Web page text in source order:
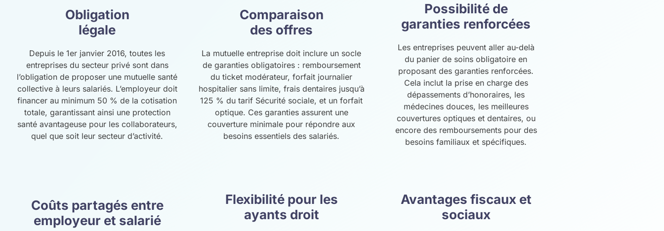
Obligation
légale
Depuis le 1er janvier 2016, toutes les
entreprises du secteur privé sont dans
l’obligation de proposer une mutuelle santé
collective à leurs salariés. L’employeur doit
financer au minimum 50 % de la cotisation
totale, garantissant ainsi une protection
santé avantageuse pour les collaborateurs,
quel que soit leur secteur d’activité.
Comparaison
des offres
La mutuelle entreprise doit inclure un socle
de garanties obligatoires : remboursement
du ticket modérateur, forfait journalier
hospitalier sans limite, frais dentaires jusqu’à
125 % du tarif Sécurité sociale, et un forfait
optique. Ces garanties assurent une
couverture minimale pour répondre aux
besoins essentiels des salariés.
Possibilité de
garanties renforcées
Les entreprises peuvent aller au-delà
du panier de soins obligatoire en
proposant des garanties renforcées.
Cela inclut la prise en charge des
dépassements d’honoraires, les
médecines douces, les meilleures
couvertures optiques et dentaires, ou
encore des remboursements pour des
besoins familiaux et spécifiques.
Coûts partagés entre
employeur et salarié
Flexibilité pour les
ayants droit
Avantages fiscaux et
sociaux